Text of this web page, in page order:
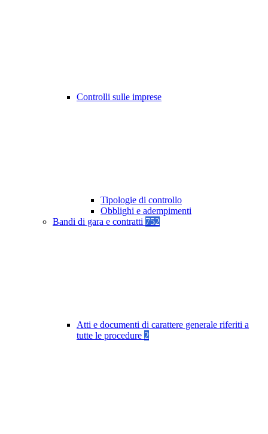
Controlli sulle imprese
Tipologie di controllo
Obblighi e adempimenti
Bandi di gara e contratti 752
Atti e documenti di carattere generale riferiti a
tutte le procedure 2